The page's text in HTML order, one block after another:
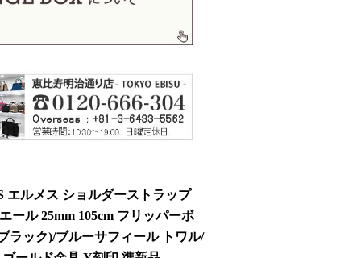
エルメス ショルダーストラップ
ール 25mm 105cm フリッパーボ
ラック)/ブルーサフィール トワル/